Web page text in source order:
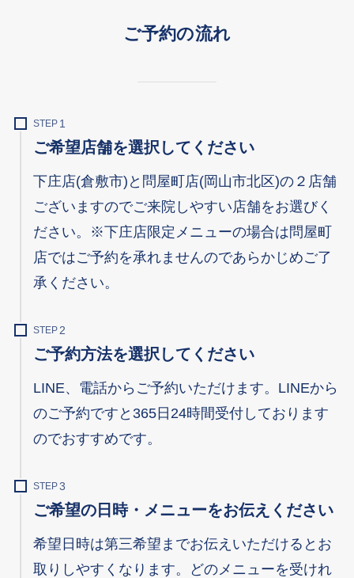
ご予約の流れ
STEP
ご希望店舗を選択してください
下庄店(倉敷市)と問屋町店(岡山市北区)の２店舗
ございますのでご来院しやすい店舗をお選びく
ださい。※下庄店限定メニューの場合は問屋町
店ではご予約を承れませんのであらかじめご了
承ください。
STEP
ご予約方法を選択してください
LINE、電話からご予約いただけます。LINEから
のご予約ですと365日24時間受付しております
のでおすすめです。
STEP
ご希望の日時・メニューをお伝えください
希望日時は第三希望までお伝えいただけるとお
取りしやすくなります。どのメニューを受けれ